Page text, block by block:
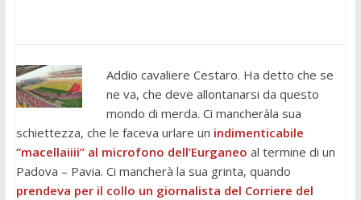
Addio cavaliere Cestaro. Ha detto che se
ne va, che deve allontanarsi da questo
mondo di merda. Ci mancheràla sua
schiettezza, che le faceva urlare un indimenticabile
“macellaiiii” al microfono dell’Eurganeo al termine di un
Padova – Pavia. Ci mancherà la sua grinta, quando
prendeva per il collo un giornalista del Corriere del